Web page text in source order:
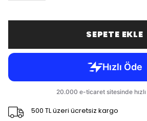
SEPETE EKLE
500 TL üzeri ücretsiz kargo